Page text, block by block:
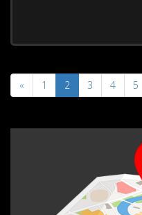
« 1 2 3 4 5